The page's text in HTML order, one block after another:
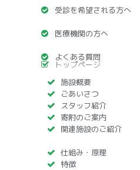
受診を希望される方へ
医療機関の方へ
よくある質問
トップページ
施設概要
ごあいさつ
スタッフ紹介
寄附のご案内
関連施設のご紹介
仕組み・原理
特徴